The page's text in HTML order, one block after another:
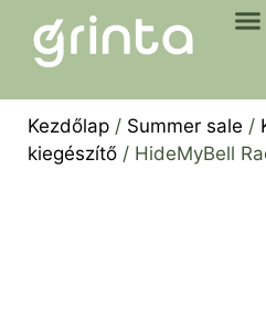
Kezdőlap / Summer sale /
kiegészítő / HideMyBell